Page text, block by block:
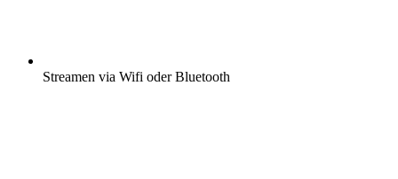
Streamen via Wifi oder Bluetooth